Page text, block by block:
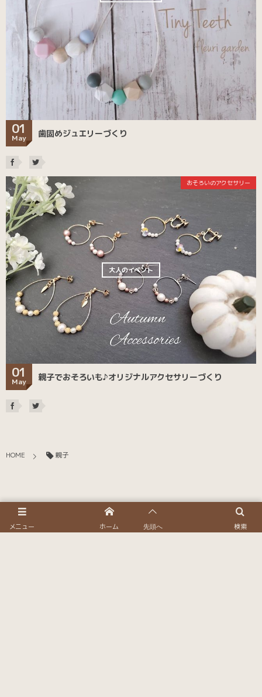
01
May 歯固めジュエリーづくり
大人のイベント
おそろいのアクセサリー
01
May 親子でおそろいも♪オリジナルアクセサリーづくり
HOME 親子
メニュー 検索
ホーム 先頭へ